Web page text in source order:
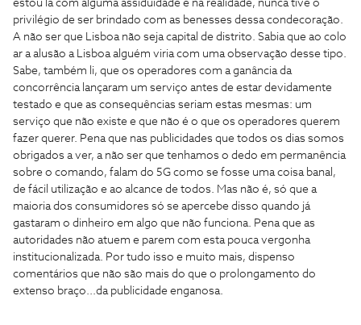
estou lá com alguma assiduidade e na realidade, nunca tive o
privilégio de ser brindado com as benesses dessa condecoração.
A não ser que Lisboa não seja capital de distrito. Sabia que ao colo
ar a alusão a Lisboa alguém viria com uma observação desse tipo.
Sabe, também li, que os operadores com a ganância da
concorrência lançaram um serviço antes de estar devidamente
testado e que as consequências seriam estas mesmas: um
serviço que não existe e que não é o que os operadores querem
fazer querer. Pena que nas publicidades que todos os dias somos
obrigados a ver, a não ser que tenhamos o dedo em permanência
sobre o comando, falam do 5G como se fosse uma coisa banal,
de fácil utilização e ao alcance de todos. Mas não é, só que a
maioria dos consumidores só se apercebe disso quando já
gastaram o dinheiro em algo que não funciona. Pena que as
autoridades não atuem e parem com esta pouca vergonha
institucionalizada. Por tudo isso e muito mais, dispenso
comentários que não são mais do que o prolongamento do
extenso braço...da publicidade enganosa.